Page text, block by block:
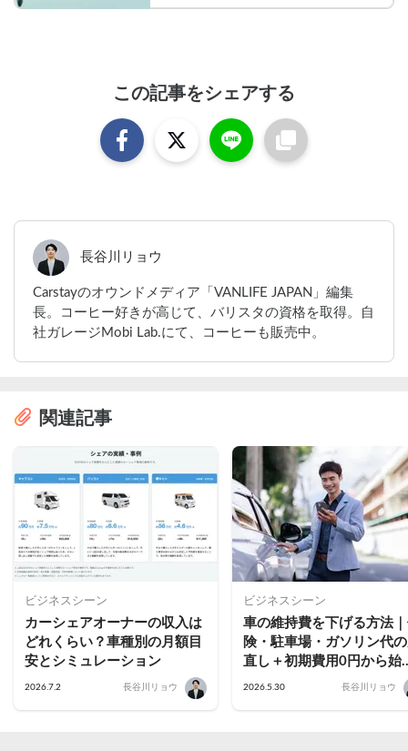
ェアリングエコノミー #キャンプ仲間
この記事をシェアする
長谷川リョウ
Carstayのオウンドメディア「VANLIFE JAPAN」編集
長。コーヒー好きが高じて、バリスタの資格を取得。自
社ガレージMobi Lab.にて、コーヒーも販売中。
関連記事
ビジネスシーン
カーシェアオーナーの収入は
どれくらい？車種別の月額目
安とシミュレーション
2026.7.2 長谷川リョウ
ビジネスシーン
車の維持費を下げる方法
険・駐車場・ガソリン代
直し＋初期費用0円から始
るカーシェアという選択肢
2026.5.30 長谷川リョウ